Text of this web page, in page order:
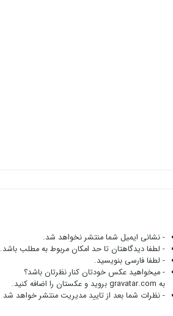
- نشانی ایمیل شما منتشر نخواهد شد.
- لطفا دیدگاهتان تا حد امکان مربوط به مطلب باشد.
- لطفا فارسی بنویسید.
- میخواهید عکس خودتان کنار نظرتان باشد؟
به gravatar.com بروید و عکستان را اضافه کنید.
- نظرات شما بعد از تایید مدیریت منتشر خواهد شد